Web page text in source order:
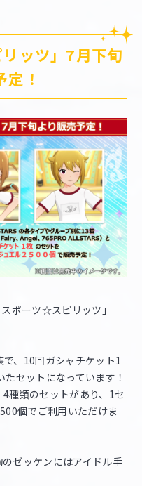
ッツ」7月下旬
定！
ポーツ☆スピリッツ」
、10回ガシャチケット1
セットになっています！
種類のセットがあり、1セ
個でご利用いただけま
ゼッケンにはアイドル手